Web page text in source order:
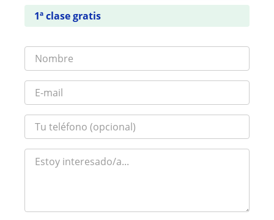
1ª clase gratis